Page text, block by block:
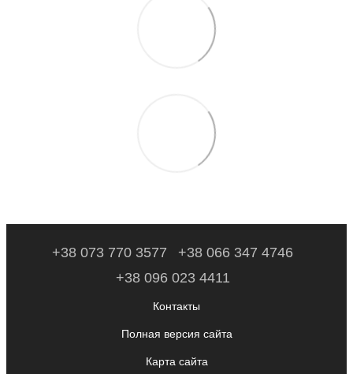
+38 073 770 3577
+38 066 347 4746
+38 096 023 4411
Контакты
Полная версия сайта
Карта сайта